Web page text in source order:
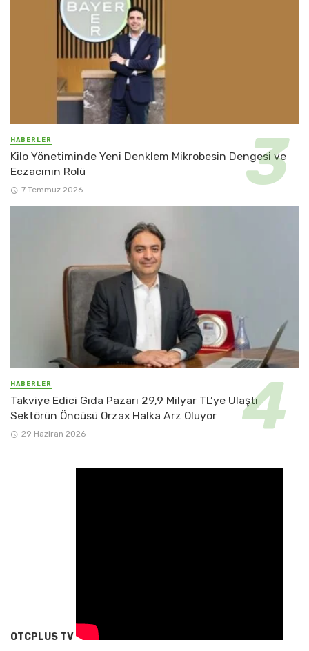
HABERLER
Kilo Yönetiminde Yeni Denklem Mikrobesin Dengesi ve
Eczacının Rolü
7 Temmuz 2026
HABERLER
Takviye Edici Gıda Pazarı 29,9 Milyar TL’ye Ulaştı
Sektörün Öncüsü Orzax Halka Arz Oluyor
29 Haziran 2026
OTCPLUS TV